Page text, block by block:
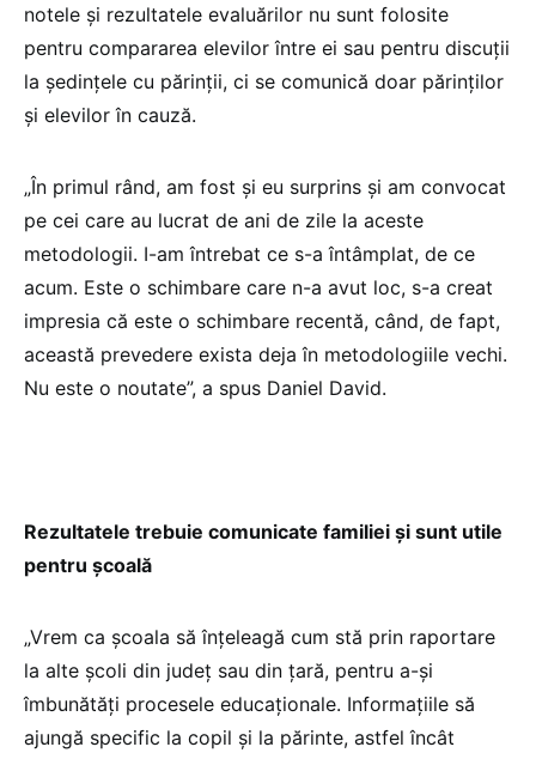
notele și rezultatele evaluărilor nu sunt folosite
pentru compararea elevilor între ei sau pentru discuții
la ședințele cu părinții, ci se comunică doar părinților
și elevilor în cauză.
„În primul rând, am fost și eu surprins și am convocat
pe cei care au lucrat de ani de zile la aceste
metodologii. I-am întrebat ce s-a întâmplat, de ce
acum. Este o schimbare care n-a avut loc, s-a creat
impresia că este o schimbare recentă, când, de fapt,
această prevedere exista deja în metodologiile vechi.
Nu este o noutate”, a spus Daniel David.
Rezultatele trebuie comunicate familiei și sunt utile
pentru școală
„Vrem ca școala să înțeleagă cum stă prin raportare
la alte școli din județ sau din țară, pentru a-și
îmbunătăți procesele educaționale. Informațiile să
ajungă specific la copil și la părinte, astfel încât